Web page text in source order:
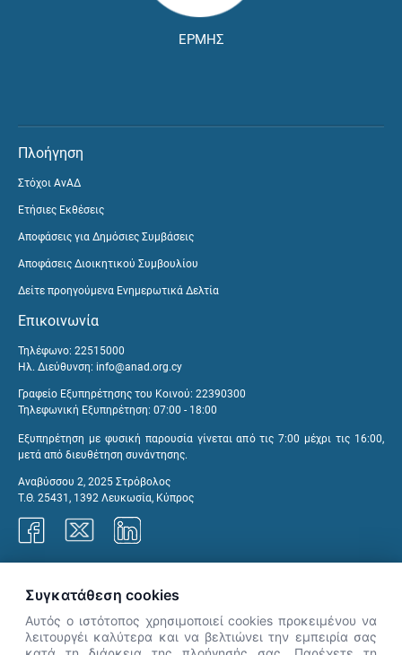
ΕΡΜΗΣ
Πλοήγηση
Στόχοι ΑνΑΔ
Ετήσιες Εκθέσεις
Αποφάσεις για Δημόσιες Συμβάσεις
Αποφάσεις Διοικητικού Συμβουλίου
Δείτε προηγούμενα Ενημερωτικά Δελτία
Επικοινωνία
Τηλέφωνο: 22515000
Ηλ. Διεύθυνση: info@anad.org.cy
Γραφείο Εξυπηρέτησης του Κοινού: 22390300
Τηλεφωνική Εξυπηρέτηση: 07:00 - 18:00
Εξυπηρέτηση με φυσική παρουσία γίνεται από τις 7:00 μέχρι τις 16:00,
μετά από διευθέτηση συνάντησης.
Αναβύσσου 2, 2025 Στρόβολος
Τ.Θ. 25431, 1392 Λευκωσία, Κύπρος
Συγκατάθεση cookies
Αυτός ο ιστότοπος χρησιμοποιεί cookies προκειμένου να
λειτουργέι καλύτερα και να βελτιώνει την εμπειρία σας